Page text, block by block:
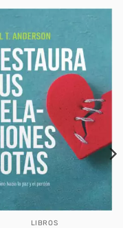
LIBROS